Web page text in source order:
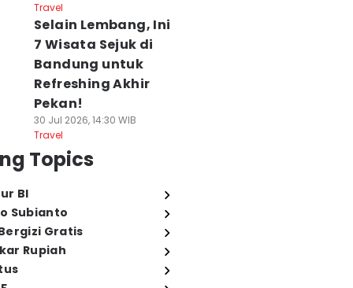
Travel
Selain Lembang, Ini
7 Wisata Sejuk di
Bandung untuk
Refreshing Akhir
Pekan!
30 Jul 2026, 14:30 WIB
Travel
Topics
BI
Subianto
Gratis
Rupiah